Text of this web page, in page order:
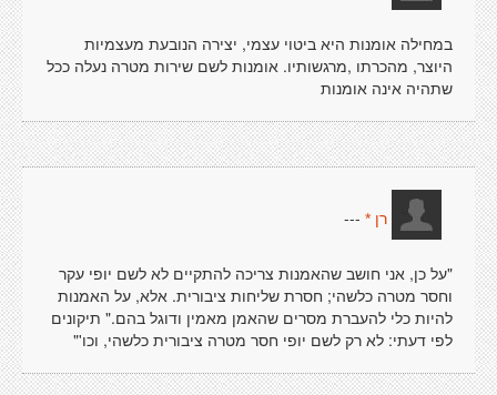
במחילה אומנות היא ביטוי עצמי, יצירה הנובעת מעצמיות
היוצר, מהכרתו ,מרגשותיו. אומנות לשם שירות מטרה נעלה ככל
שתהיה אינה אומנות
רן * ---
"על כן, אני חושב שהאמנות צריכה להתקיים לא לשם יופי עקר
וחסר מטרה כלשהי; חסרת שליחות ציבורית. אלא, על האמנות
להיות כלי להעברת מסרים שהאמן מאמין ודוגל בהם." תיקונים
לפי דעתי: לא רק לשם יופי חסר מטרה ציבורית כלשהי, וכו'"